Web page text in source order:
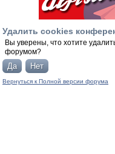
Удалить cookies
Вы уверены, что хотите
форумом?
Вернуться к Полной версии форума